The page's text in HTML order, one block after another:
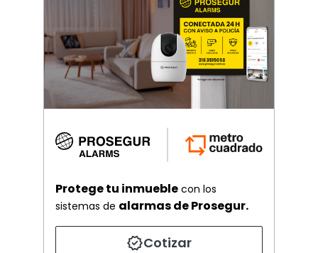
Protege tu inmueble con los
sistemas de alarmas de Prosegur.
Cotizar